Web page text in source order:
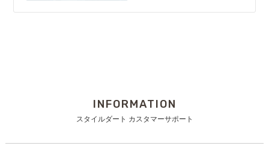
INFORMATION
スタイルダート カスタマーサポート